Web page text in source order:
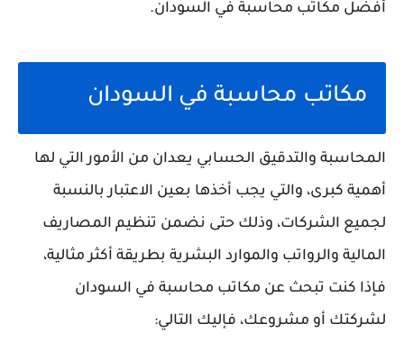
أفضل مكاتب محاسبة في السودان.
مكاتب محاسبة في السودان
المحاسبة والتدقيق الحسابي يعدان من الأمور التي لها
أهمية كبرى، والتي يجب أخذها بعين الاعتبار بالنسبة
لجميع الشركات، وذلك حتى نضمن تنظيم المصاريف
المالية والرواتب والموارد البشرية بطريقة أكثر مثالية،
فإذا كنت تبحث عن مكاتب محاسبة في السودان
لشركتك أو مشروعك، فإليك التالي: